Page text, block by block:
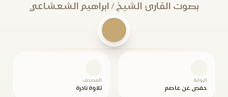
بصوت القارئ الشيخ / ابراهيم الشعشاعي
الرواية
حفص عن عاصم
المصحف
تلاوة نادرة